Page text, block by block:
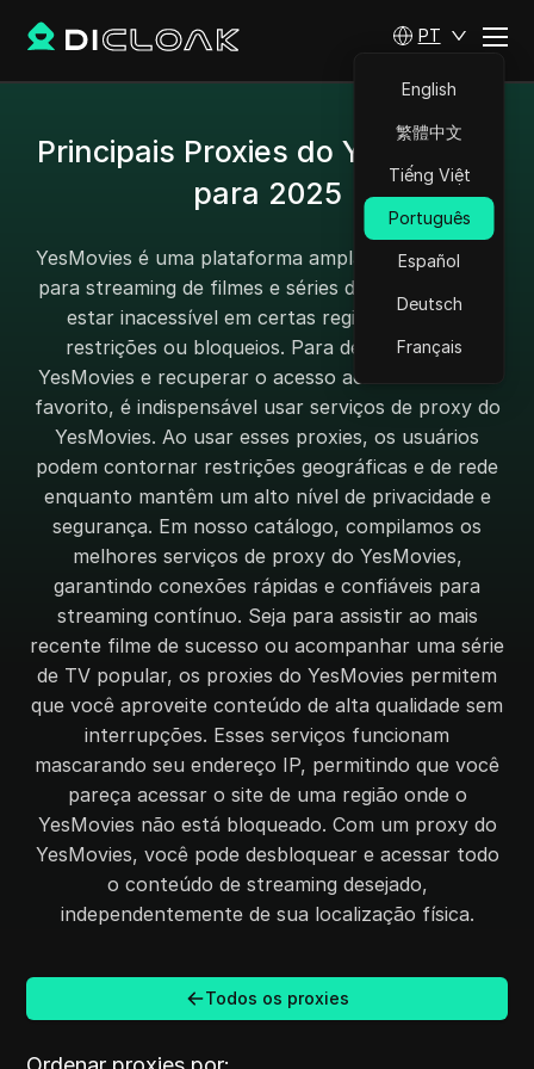
PT
English
繁體中文
Tiếng Việt
Português
Español
Deutsch
Français
Principais Proxies do YesMovies
para 2025
YesMovies é uma plataforma amplamente popular
para streaming de filmes e séries de TV, mas pode
estar inacessível em certas regiões devido a
restrições ou bloqueios. Para desbloquear o
YesMovies e recuperar o acesso ao seu conteúdo
favorito, é indispensável usar serviços de proxy do
YesMovies. Ao usar esses proxies, os usuários
podem contornar restrições geográficas e de rede
enquanto mantêm um alto nível de privacidade e
segurança. Em nosso catálogo, compilamos os
melhores serviços de proxy do YesMovies,
garantindo conexões rápidas e confiáveis para
streaming contínuo. Seja para assistir ao mais
recente filme de sucesso ou acompanhar uma série
de TV popular, os proxies do YesMovies permitem
que você aproveite conteúdo de alta qualidade sem
interrupções. Esses serviços funcionam
mascarando seu endereço IP, permitindo que você
pareça acessar o site de uma região onde o
YesMovies não está bloqueado. Com um proxy do
YesMovies, você pode desbloquear e acessar todo
o conteúdo de streaming desejado,
independentemente de sua localização física.
Todos os proxies